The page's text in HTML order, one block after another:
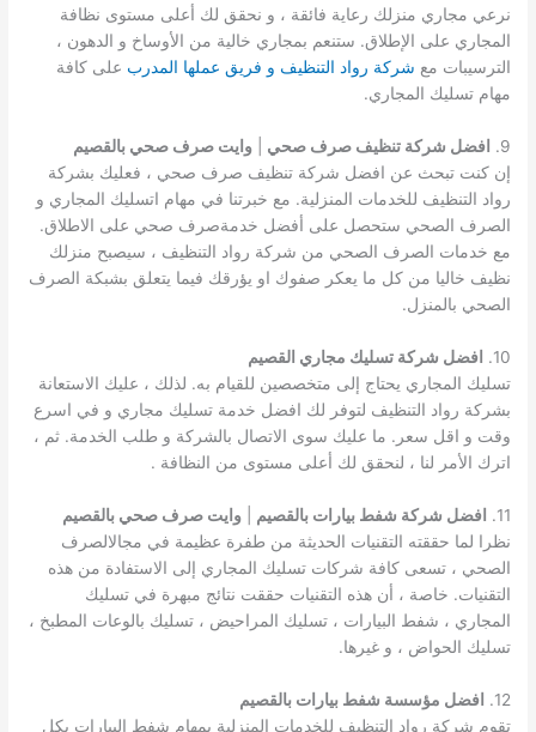
نرعي مجاري منزلك رعاية فائقة ، و نحقق لك أعلى مستوى نظافة
المجاري على الإطلاق. ستنعم بمجاري خالية من الأوساخ و الدهون ،
الترسيبات مع شركة رواد التنظيف و فريق عملها المدرب على كافة
مهام تسليك المجاري.
9. افضل شركة تنظيف صرف صحي |وايت صرف صحي بالقصيم
إن كنت تبحث عن افضل شركة تنظيف صرف صحي ، فعليك بشركة
رواد التنظيف للخدمات المنزلية. مع خبرتنا في مهام اتسليك المجاري و
الصرف الصحي ستحصل على أفضل خدمةصرف صحي على الاطلاق.
مع خدمات الصرف الصحي من شركة رواد التنظيف ، سيصبح منزلك
نظيف خاليا من كل ما يعكر صفوك او يؤرقك فيما يتعلق بشبكة الصرف
الصحي بالمنزل.
10.
افضل شركة تسليك مجاري القصيم
تسليك المجاري يحتاج إلى متخصصين للقيام به. لذلك ، عليك الاستعانة
بشركة رواد التنظيف لتوفر لك افضل خدمة تسليك مجاري و في اسرع
وقت و اقل سعر. ما عليك سوى الاتصال بالشركة و طلب الخدمة. ثم ،
اترك الأمر لنا ، لنحقق لك أعلى مستوى من النظافة .
11. افضل شركة شفط بيارات بالقصيم |وايت صرف صحي بالقصيم
نظرا لما حققته التقنيات الحديثة من طفرة عظيمة في مجالالصرف
الصحي ، تسعى كافة شركات تسليك المجاري إلى الاستفادة من هذه
التقنيات. خاصة ، أن هذه التقنيات حققت نتائج مبهرة في تسليك
المجاري ، شفط البيارات ، تسليك المراحيض ، تسليك بالوعات المطبخ ،
تسليك الحواض ، و غيرها.
12.
افضل مؤسسة شفط بيارات بالقصيم
تقوم شركة رواد التنظيف للخدمات المنزلية بمهام شفط البيارات بكل